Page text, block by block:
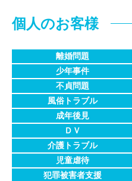
個人のお客様
離婚問題
少年事件
不貞問題
風俗トラブル
成年後見
ＤＶ
介護トラブル
児童虐待
犯罪被害者支援